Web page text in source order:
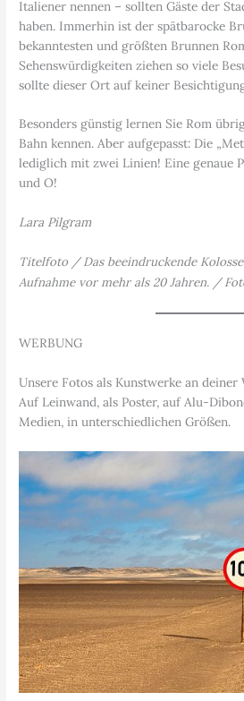
Italiener nennen – sollten Gäste der
haben. Immerhin ist der spätbarocke
bekanntesten und größten Brunnen
Sehenswürdigkeiten ziehen so viele
sollte dieser Ort auf keiner
Besonders günstig lernen Sie Rom
Bahn kennen. Aber aufgepasst: Die
lediglich mit zwei Linien! Eine genaue
und O!
Lara Pilgram
Titelfoto / Das beeindruckende
Aufnahme vor mehr als 20 Jahren. /
WERBUNG
Unsere Fotos als Kunstwerke an deiner
Auf Leinwand, als Poster, auf Alu-
Medien, in unterschiedlichen Größen.